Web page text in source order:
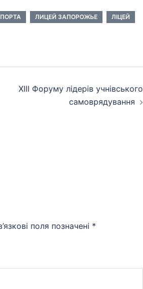
ЛИЦЕЙ ЗАПОРОЖЬЕ
ЛІЦЕЙ
ХІІІ Форуму лідерів учнівського
самоврядування
поля позначені *